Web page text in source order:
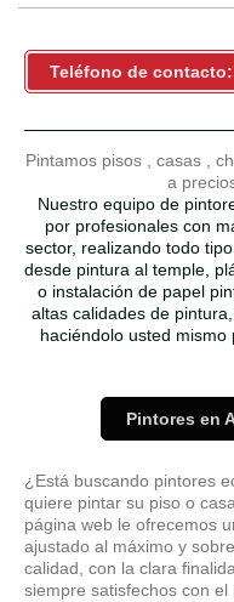
Teléfono de contacto:
Pintamos pisos , casas ,
a
Nuestro equipo de
por profesionales con
sector, realizando todo
desde pintura al temple,
o instalación de papel
altas calidades de
haciéndolo usted
Pintores en
¿Está buscando pintores
quiere pintar su piso o
página web le ofrecemos
ajustado al máximo y
calidad, con la clara
siempre satisfechos con